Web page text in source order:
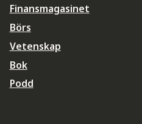
Finansmagasinet
Börs
Vetenskap
Bok
Podd